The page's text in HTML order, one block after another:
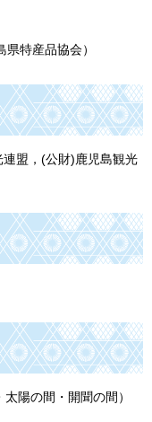
特産品協会）
盟，(公財)鹿児島観光
陽の間・開聞の間）